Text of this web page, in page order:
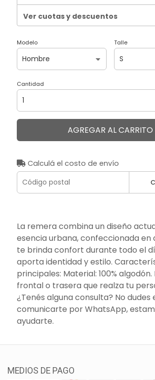
Ver cuotas y descuentos
Modelo Talle
Cantidad
AGREGAR AL CARRITO
Calculá el costo de envío
La remera combina un diseño
esencia urbana, confeccionada en
te brinda confort durante todo el
aporta identidad y estilo.
principales: Material: 100%
frontal o trasera que realza tu
¿Tenés alguna consulta? No dudes
comunicarte por WhatsApp,
ayudarte.
MEDIOS DE PAGO